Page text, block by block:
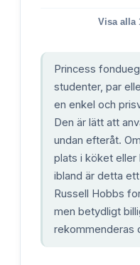
Visa alla
Princess
studenter, par
en enkel och
Den är lätt att
undan efteråt.
plats i köket eller
ibland är detta
Russell Hobbs
men betydligt
rekommenderas